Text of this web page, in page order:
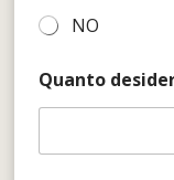
NO
Quanto